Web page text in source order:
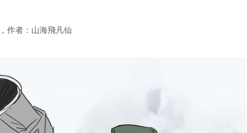
作者：山海飛凡仙